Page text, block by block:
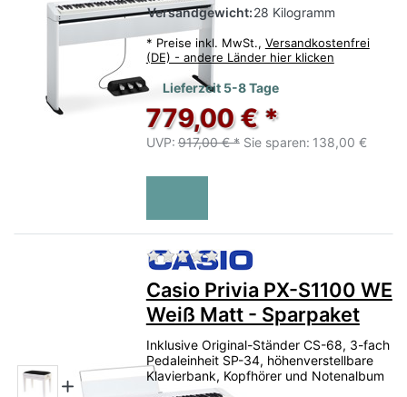
Versandgewicht:28 Kilogramm
* Preise inkl. MwSt., Versandkostenfrei
(DE) - andere Länder hier klicken
Lieferzeit 5-8 Tage
779,00 € *
UVP: 917,00 € * Sie sparen: 138,00 €
Zu diesem Produkt liegen
Casio Privia PX-S1100 WE
Weiß Matt - Sparpaket
Inklusive Original-Ständer CS-68, 3-fach
Pedaleinheit SP-34, höhenverstellbare
Klavierbank, Kopfhörer und Notenalbum